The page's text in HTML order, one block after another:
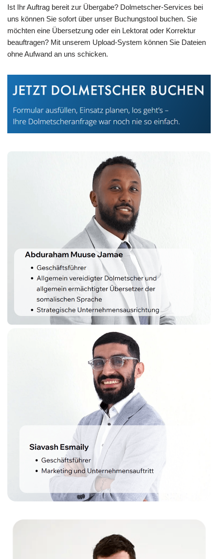
Ist Ihr Auftrag bereit zur Übergabe? Dolmetscher-Services bei
uns können Sie sofort über unser Buchungstool buchen. Sie
möchten eine Übersetzung oder ein Lektorat oder Korrektur
beauftragen? Mit unserem Upload-System können Sie Dateien
ohne Aufwand an uns schicken.